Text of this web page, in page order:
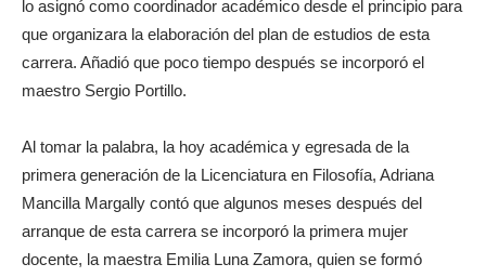
lo asignó como coordinador académico desde el principio para
que organizara la elaboración del plan de estudios de esta
carrera. Añadió que poco tiempo después se incorporó el
maestro Sergio Portillo.
Al tomar la palabra, la hoy académica y egresada de la
primera generación de la Licenciatura en Filosofía, Adriana
Mancilla Margally contó que algunos meses después del
arranque de esta carrera se incorporó la primera mujer
docente, la maestra Emilia Luna Zamora, quien se formó